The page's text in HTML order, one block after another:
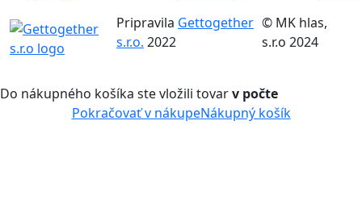
Pripravila Gettogether
s.r.o. 2022
© MK hlas,
s.r.o 2024
Do nákupného košíka ste vložili tovarv počte
Pokračovať v nákupeNákupný košík